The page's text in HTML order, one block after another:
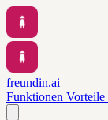
freundin.ai
Funktionen Vorteile